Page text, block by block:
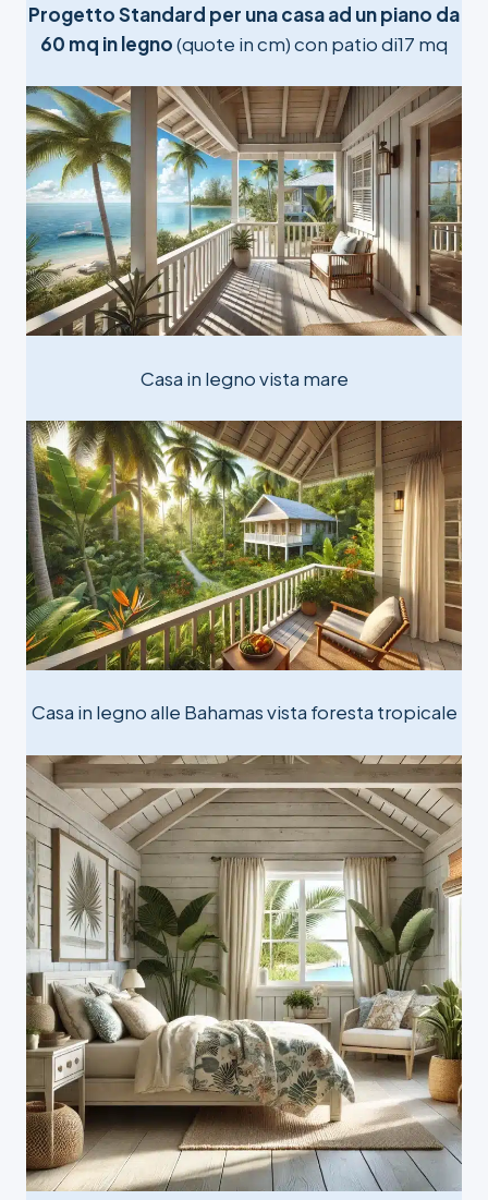
Progetto Standard per una casa ad un piano da
60 mq in legno(quote in cm) con patio di17 mq
Casa in legno vista mare
Casa in legno alle Bahamas vista foresta tropicale